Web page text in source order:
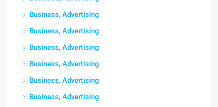
Business, Advertising
Business, Advertising
Business, Advertising
Business, Advertising
Business, Advertising
Business, Advertising